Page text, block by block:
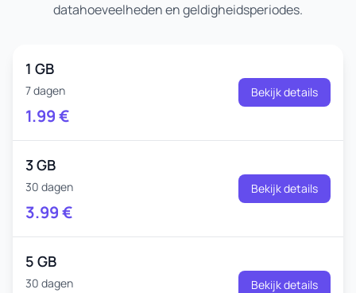
datahoeveelheden en geldigheidsperiodes.
1 GB
7 dagen
1.99€
Bekijk details
3 GB
30 dagen
3.99€
Bekijk details
5 GB
30 dagen Bekijk details